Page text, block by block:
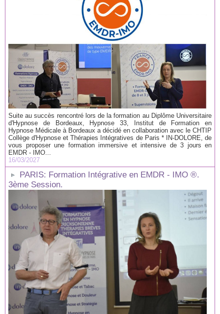
Suite au succès rencontré lors de la formation au Diplôme Universitaire
d'Hypnose de Bordeaux, Hypnose 33, Institut de Formation en
Hypnose Médicale à Bordeaux a décidé en collaboration avec le CHTIP
Collège d'Hypnose et Thérapies Intégratives de Paris * IN-DOLORE, de
vous proposer une formation immersive et intensive de 3 jours en
EMDR - IMO...
16/03/2027
PARIS: Formation Intégrative en EMDR - IMO ®.
3ème Session.